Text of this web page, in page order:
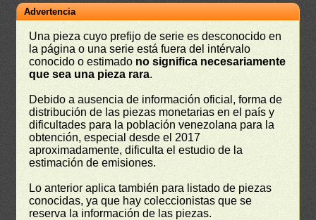
Advertencia
Una pieza cuyo prefijo de serie es desconocido en
la página o una serie está fuera del intérvalo
conocido o estimado no significa necesariamente
que sea una pieza rara.
Debido a ausencia de información oficial, forma de
distribución de las piezas monetarias en el país y
dificultades para la población venezolana para la
obtención, especial desde el 2017
aproximadamente, dificulta el estudio de la
estimación de emisiones.
Lo anterior aplica también para listado de piezas
conocidas, ya que hay coleccionistas que se
reserva la información de las piezas.